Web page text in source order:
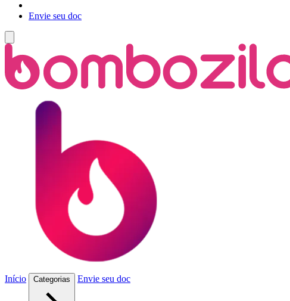
Envie seu doc
Início Categorias Envie seu doc